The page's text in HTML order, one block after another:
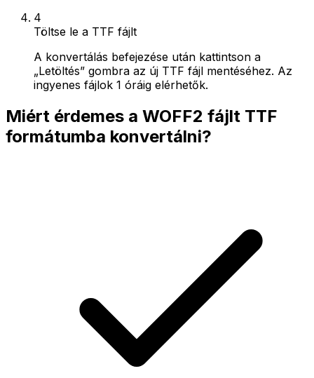
4
Töltse le a TTF fájlt
A konvertálás befejezése után kattintson a
„Letöltés” gombra az új TTF fájl mentéséhez. Az
ingyenes fájlok 1 óráig elérhetők.
Miért érdemes a WOFF2 fájlt TTF
formátumba konvertálni?